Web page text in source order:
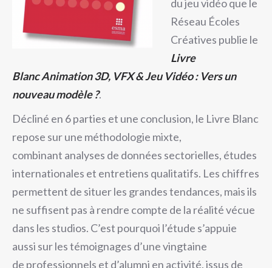
du jeu vidéo que le
Réseau Écoles
Créatives publie le
Livre
Blanc Animation 3D, VFX & Jeu Vidéo : Vers un
nouveau modèle ?.
Décliné en 6 parties et une conclusion, le Livre Blanc
repose sur une méthodologie mixte,
combinant analyses de données sectorielles, études
internationales et entretiens qualitatifs. Les chiffres
permettent de situer les grandes tendances, mais ils
ne suffisent pas à rendre compte de la réalité vécue
dans les studios. C’est pourquoi l’étude s’appuie
aussi sur les témoignages d’une vingtaine
de professionnels et d’alumni en activité, issus de